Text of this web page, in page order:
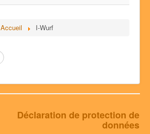
Accueil I-Wurf
Déclaration de protection de
données